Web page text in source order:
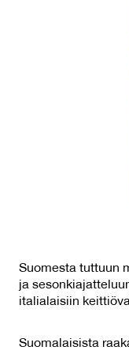
Suomesta tuttuun
ja
italialaisiin
Suomalaisista